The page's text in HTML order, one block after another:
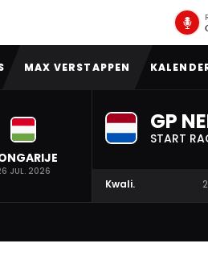
MAX VERSTAPPEN
JUL. 2026
GP
START
Kwali.